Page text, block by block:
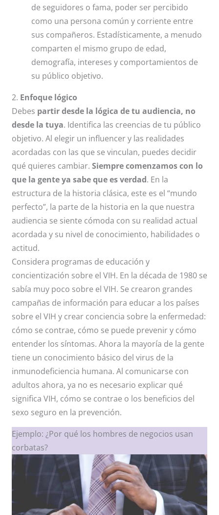
de seguidores o fama, poder ser percibido
como una persona común y corriente entre
sus compañeros. Estadísticamente, a menudo
comparten el mismo grupo de edad,
demografía, intereses y comportamientos de
su público objetivo.
2. Enfoque lógico
Debes partir desde la lógica de tu audiencia, no
desde la tuya. Identifica las creencias de tu público
objetivo. Al elegir un influencer y las realidades
acordadas con las que se vinculan, puedes decidir
qué quieres cambiar. Siempre comenzamos con lo
que la gente ya sabe que es verdad. En la
estructura de la historia clásica, este es el “mundo
perfecto”, la parte de la historia en la que nuestra
audiencia se siente cómoda con su realidad actual
acordada y su nivel de conocimiento, habilidades o
actitud.
Considera programas de educación y
concientización sobre el VIH. En la década de 1980 se
sabía muy poco sobre el VIH. Se crearon grandes
campañas de información para educar a los países
sobre el VIH y crear conciencia sobre la enfermedad:
cómo se contrae, cómo se puede prevenir y cómo
entender los síntomas. Ahora la mayoría de la gente
tiene un conocimiento básico del virus de la
inmunodeficiencia humana. Al comunicarse con
adultos ahora, ya no es necesario explicar qué
significa VIH, cómo se contrae o los beneficios del
sexo seguro en la prevención.
Ejemplo: ¿Por qué los hombres de negocios usan
corbatas?